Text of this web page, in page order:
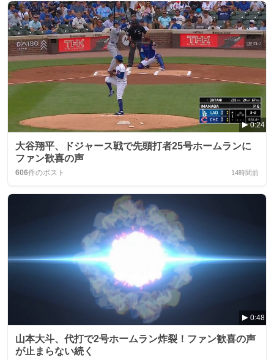
0:24
大谷翔平、ドジャース戦で先頭打者25号ホームランに
ファン歓喜の声
606件のポスト 14時間前
0:48
山本大斗、代打で2号ホームラン炸裂！ファン歓喜の声
が止まらない続く